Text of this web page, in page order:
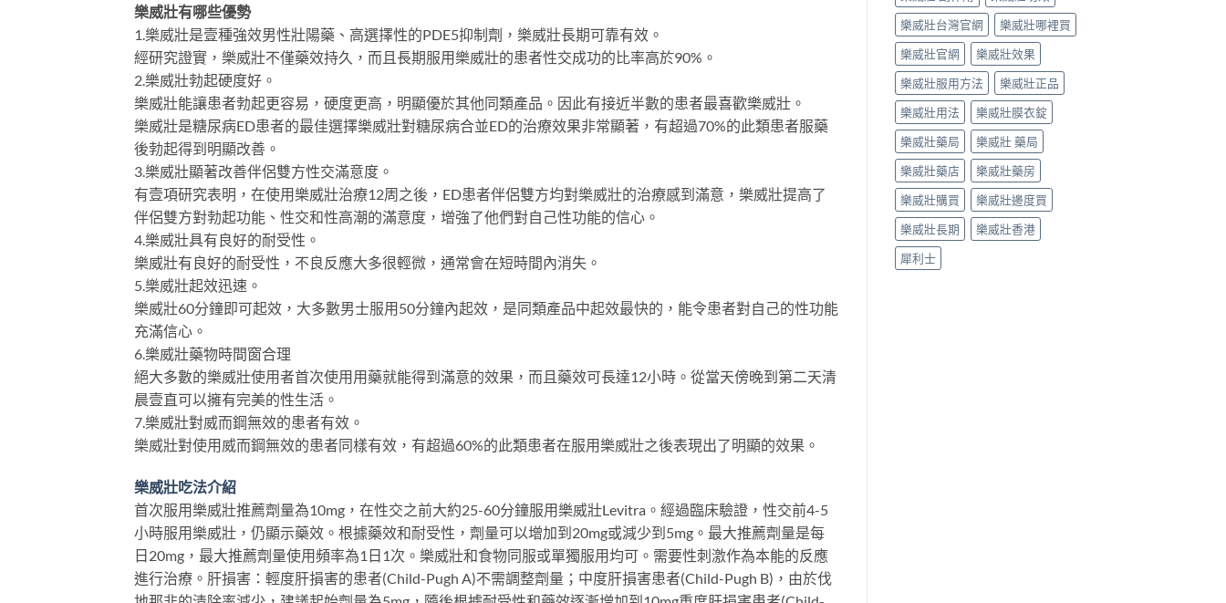
樂威壯有哪些優勢
1.樂威壯是壹種強效男性壯陽藥、高選擇性的PDE5抑制劑，樂威壯長期可靠有效。
經研究證實，樂威壯不僅藥效持久，而且長期服用樂威壯的患者性交成功的比率高於90%。
2.樂威壯勃起硬度好。
樂威壯能讓患者勃起更容易，硬度更高，明顯優於其他同類產品。因此有接近半數的患者最喜歡樂威壯。
樂威壯是糖尿病ED患者的最佳選擇樂威壯對糖尿病合並ED的治療效果非常顯著，有超過70%的此類患者服藥
後勃起得到明顯改善。
3.樂威壯顯著改善伴侶雙方性交滿意度。
有壹項研究表明，在使用樂威壯治療12周之後，ED患者伴侶雙方均對樂威壯的治療感到滿意，樂威壯提高了
伴侶雙方對勃起功能、性交和性高潮的滿意度，增強了他們對自己性功能的信心。
4.樂威壯具有良好的耐受性。
樂威壯有良好的耐受性，不良反應大多很輕微，通常會在短時間內消失。
5.樂威壯起效迅速。
樂威壯60分鐘即可起效，大多數男士服用50分鐘內起效，是同類產品中起效最快的，能令患者對自己的性功能
充滿信心。
6.樂威壯藥物時間窗合理
絕大多數的樂威壯使用者首次使用用藥就能得到滿意的效果，而且藥效可長達12小時。從當天傍晚到第二天清
晨壹直可以擁有完美的性生活。
7.樂威壯對威而鋼無效的患者有效。
樂威壯對使用威而鋼無效的患者同樣有效，有超過60%的此類患者在服用樂威壯之後表現出了明顯的效果。
樂威壯吃法介紹
首次服用樂威壯推薦劑量為10mg，在性交之前大約25-60分鐘服用樂威壯Levitra。經過臨床驗證，性交前4-5
小時服用樂威壯，仍顯示藥效。根據藥效和耐受性，劑量可以增加到20mg或減少到5mg。最大推薦劑量是每
日20mg，最大推薦劑量使用頻率為1日1次。樂威壯和食物同服或單獨服用均可。需要性刺激作為本能的反應
進行治療。肝損害：輕度肝損害的患者(Child-Pugh A)不需調整劑量；中度肝損害患者(Child-Pugh B)，由於伐
樂威壯台灣官網
樂威壯哪裡買
樂威壯官網
樂威壯效果
樂威壯服用方法
樂威壯正品
樂威壯用法
樂威壯膜衣錠
樂威壯藥局
樂威壯 藥局
樂威壯藥店
樂威壯藥房
樂威壯購買
樂威壯邊度買
樂威壯長期
樂威壯香港
犀利士